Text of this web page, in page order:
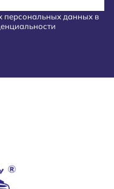
персональных данных в